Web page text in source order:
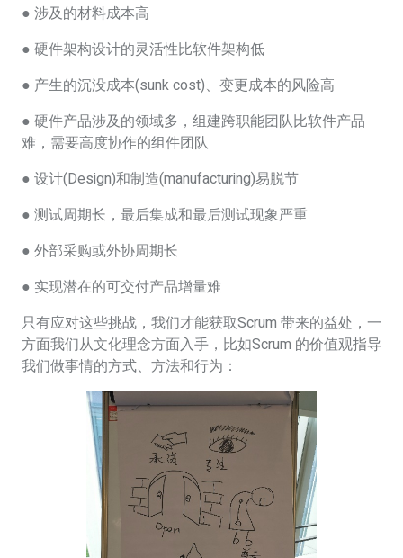
● 涉及的材料成本高
● 硬件架构设计的灵活性比软件架构低
● 产生的沉没成本(sunk cost)、变更成本的风险高
● 硬件产品涉及的领域多，组建跨职能团队比软件产品
难，需要高度协作的组件团队
● 设计(Design)和制造(manufacturing)易脱节
● 测试周期长，最后集成和最后测试现象严重
● 外部采购或外协周期长
● 实现潜在的可交付产品增量难
只有应对这些挑战，我们才能获取Scrum 带来的益处，一
方面我们从文化理念方面入手，比如Scrum 的价值观指导
我们做事情的方式、方法和行为：